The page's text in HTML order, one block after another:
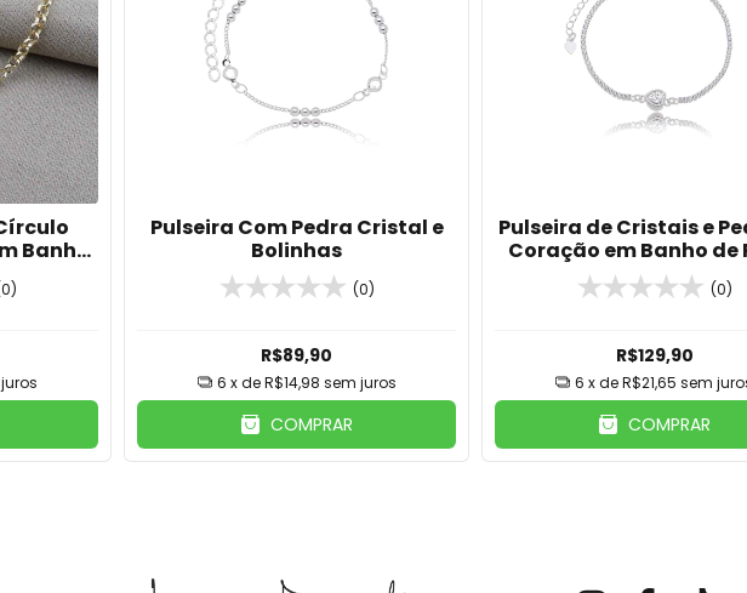
Banho
Pulseira Com Pedra Cristal e
Bolinhas
(0)
R$89,90
6 x deR$14,98 sem juros
COMPRAR
Pulseira de Cristais e
Coração em Banho de
(0)
R$129,90
6 x deR$21,65 sem
COMPRAR